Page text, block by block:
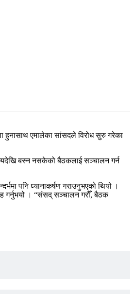
हुनासाथ एमालेका सांसदले विरोध सुरु गरेका
बस्न नसकेको बैठकलाई सञ्चालन गर्न
पनि ध्यानाकर्षण गराउनुभएको थियो ।
गर्नुभयो । “संसद् सञ्चालन गरौँ, बैठक